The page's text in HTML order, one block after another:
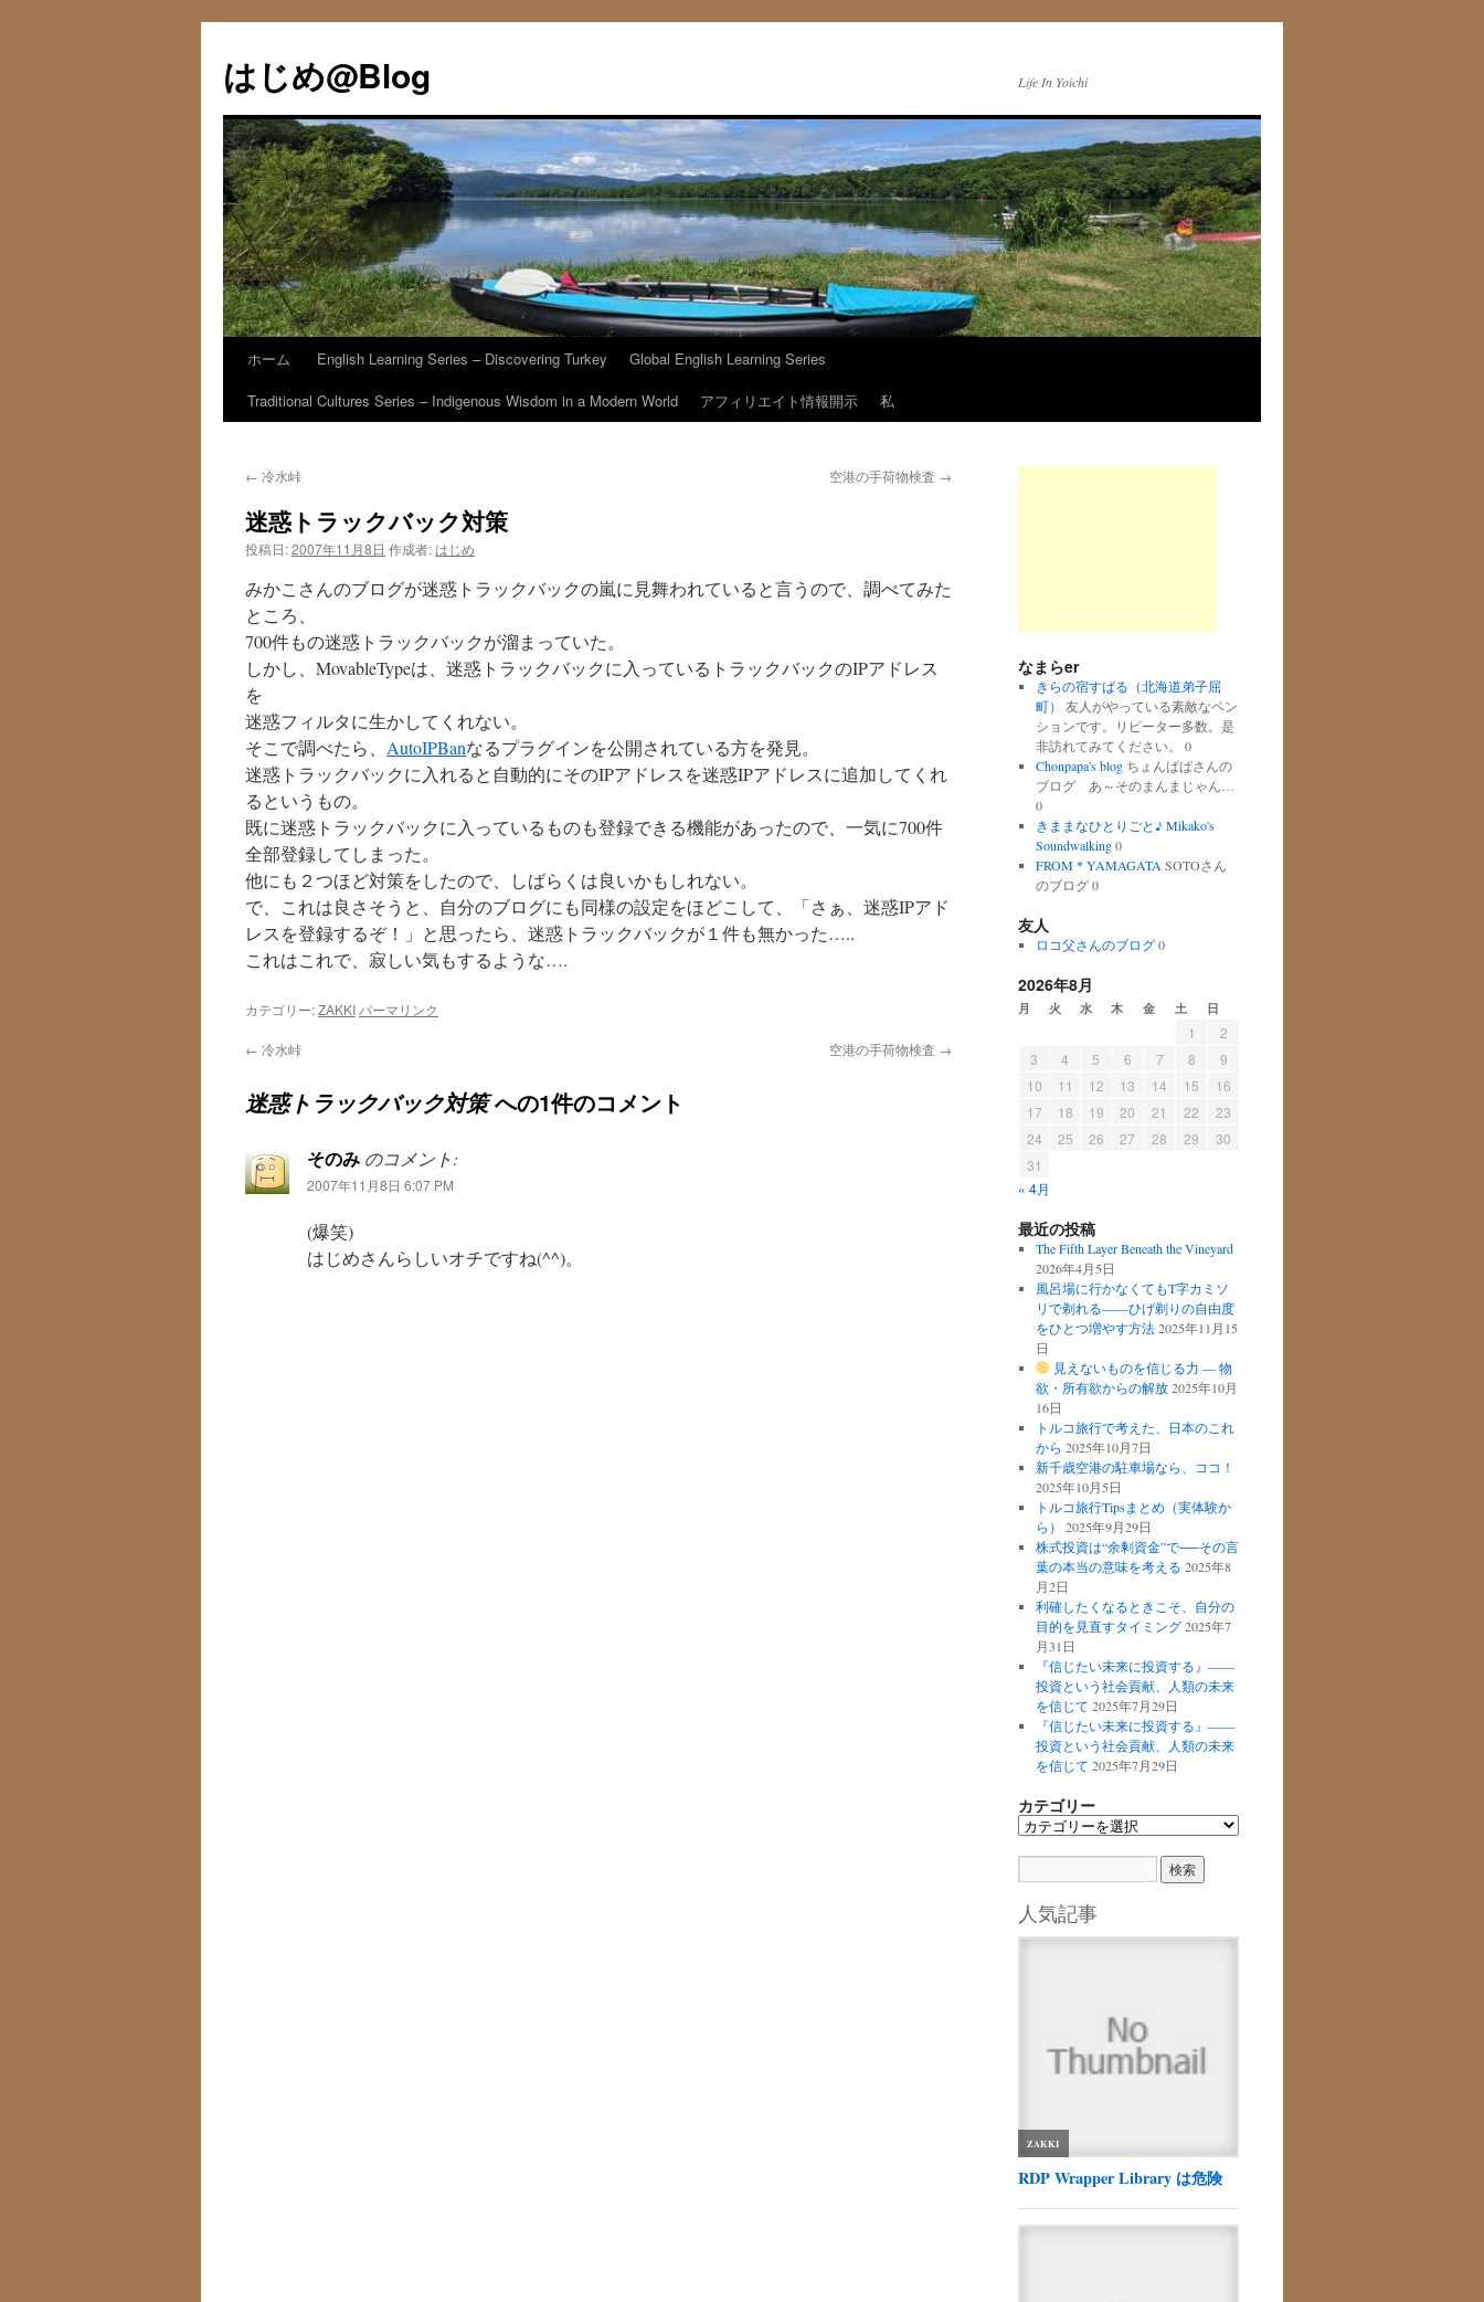
テ
ン
へ
ス
キ
ッ
プ
はじめ@Blog Life In Yoichi
ホーム English Learning Series – Discovering Turkey
Global English Learning Series
Traditional Cultures Series – Indigenous Wisdom in a Modern World
アフィリエイト情報開示 私
← 冷水峠 空港の手荷物検査 →
迷惑トラックバック対策
投稿日:2007年11月8日 作成者: はじめ
みかこさんのブログが迷惑トラックバックの嵐に見舞われていると言うので、調べてみた
ところ、
700件もの迷惑トラックバックが溜まっていた。
しかし、MovableTypeは、迷惑トラックバックに入っているトラックバックのIPアドレス
を
迷惑フィルタに生かしてくれない。
そこで調べたら、 AutoIPBanなるプラグインを公開されている方を発見。
迷惑トラックバックに入れると自動的にそのIPアドレスを迷惑IPアドレスに追加してくれ
るというもの。
既に迷惑トラックバックに入っているものも登録できる機能があったので、一気に700件
全部登録してしまった。
他にも２つほど対策をしたので、しばらくは良いかもしれない。
で、これは良さそうと、自分のブログにも同様の設定をほどこして、「さぁ、迷惑IPアド
レスを登録するぞ！」と思ったら、迷惑トラックバックが１件も無かった…..
これはこれで、寂しい気もするような….
カテゴリー:ZAKKI パーマリンク
← 冷水峠 空港の手荷物検査 →
迷惑トラックバック対策への1件のコメント
そのみ のコメント:
2007年11月8日 6:07 PM
(爆笑)
はじめさんらしいオチですね(^^)。
なまらer
きらの宿すばる（北海道弟子屈
町）
友人がやっている素敵なペン
ションです。リピーター多数。是
非訪れてみてください。 0
Chonpapa's blogちょんぱぱさんの
ブログ あ～そのまんまじゃん…
0
きままなひとりごと♪ Mikako's
Soundwalking0
FROM＊YAMAGATA SOTOさん
のブログ 0
友人
ロコ父さんのブログ0
2026年8月
月 火 水 木 金 土 日
1
2
3
4 5 6 7 8
9
10
11 12 13 14 15
16
17
18 19 20 21 22
23
24
25 26 27 28 29
30
31
« 4月
最近の投稿
The Fifth Layer Beneath the Vineyard
2026年4月5日
風呂場に行かなくてもT字カミソ
リで剃れる——ひげ剃りの自由度
をひとつ増やす方法 2025年11月15
日
見えないものを信じる力 ― 物
欲・所有欲からの解放 2025年10月
16日
トルコ旅行で考えた、日本のこれ
から 2025年10月7日
新千歳空港の駐車場なら、ココ！
2025年10月5日
トルコ旅行Tipsまとめ（実体験か
ら）
2025年9月29日
株式投資は“余剰資金”で──その言
葉の本当の意味を考える 2025年8
月2日
利確したくなるときこそ、自分の
目的を見直すタイミング 2025年7
月31日
『信じたい未来に投資する』――
投資という社会貢献、人類の未来
を信じて 2025年7月29日
『信じたい未来に投資する』――
投資という社会貢献、人類の未来
を信じて 2025年7月29日
カテゴリー
カ
リ
ー
人気記事